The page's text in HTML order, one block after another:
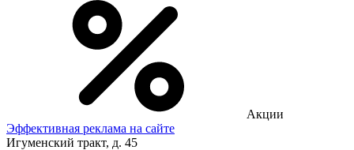
Акции
Эффективная реклама на сайте
Игуменский тракт, д. 45